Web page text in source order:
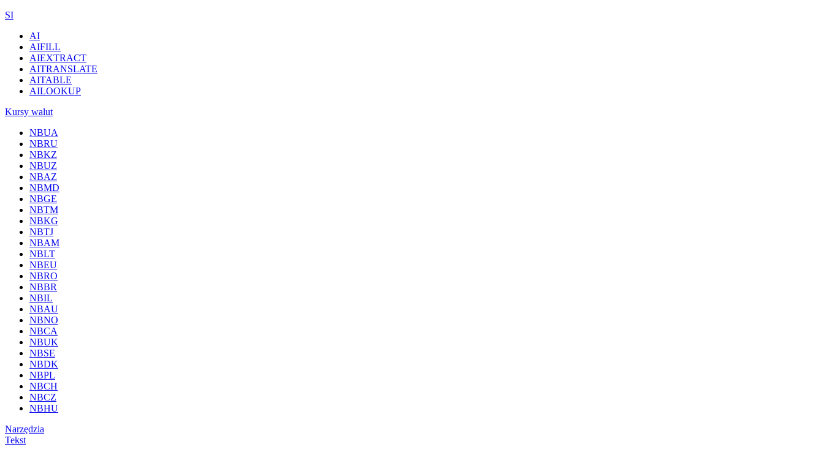
SI
AI
AIFILL
AIEXTRACT
AITRANSLATE
AITABLE
AILOOKUP
Kursy walut
NBUA
NBRU
NBKZ
NBUZ
NBAZ
NBMD
NBGE
NBTM
NBKG
NBTJ
NBAM
NBLT
NBEU
NBRO
NBBR
NBIL
NBAU
NBNO
NBCA
NBUK
NBSE
NBDK
NBPL
NBCH
NBCZ
NBHU
Narzędzia
Tekst